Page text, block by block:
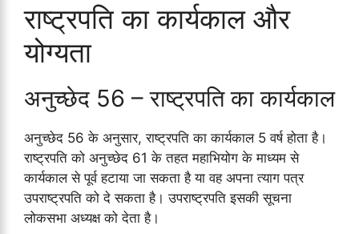
राष्ट्रपति का कार्यकाल और
योग्यता
अनुच्छेद 56 – राष्ट्रपति का कार्यकाल
अनुच्छेद 56 के अनुसार, राष्ट्रपति का कार्यकाल 5 वर्ष होता है।
राष्ट्रपति को अनुच्छेद 61 के तहत महाभियोग के माध्यम से
कार्यकाल से पूर्व हटाया जा सकता है या वह अपना त्याग पत्र
उपराष्ट्रपति को दे सकता है। उपराष्ट्रपति इसकी सूचना
लोकसभा अध्यक्ष को देता है।